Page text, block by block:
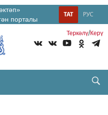
порталы
РУС
ТАТ
Теркəлү/Керү